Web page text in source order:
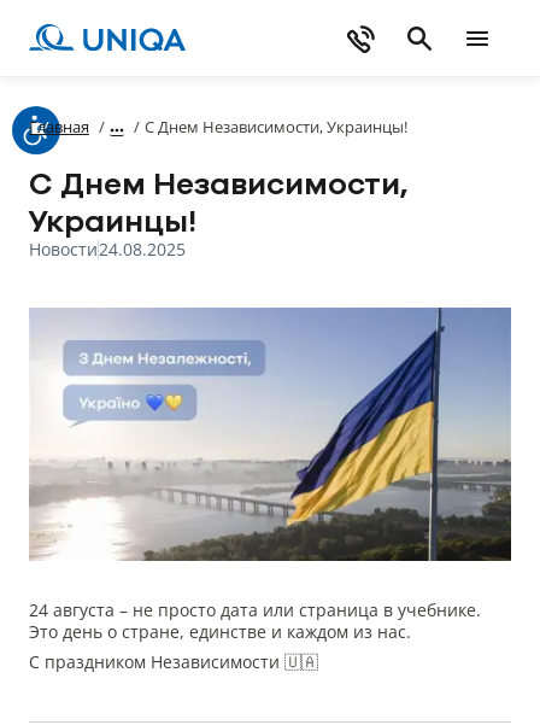
Главная / / С Днем Независимости, Украинцы!
С Днем Независимости,
Украинцы!
Новости24.08.2025
24 августа – не просто дата или страница в учебнике.
Это день о стране, единстве и каждом из нас.
С праздником Независимости 🇺🇦